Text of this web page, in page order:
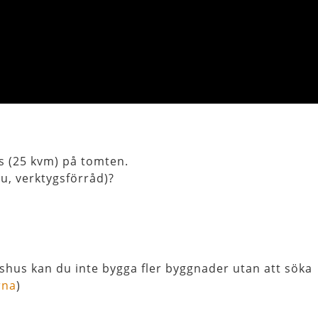
(25 kvm) på tomten.
verktygsförråd)?
kan du inte bygga fler byggnader utan att söka
)